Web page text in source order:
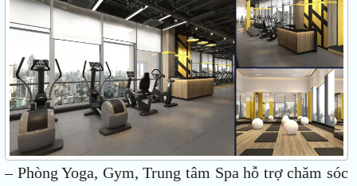
– Phòng Yoga, Gym, Trung tâm Spa hỗ trợ chăm sóc